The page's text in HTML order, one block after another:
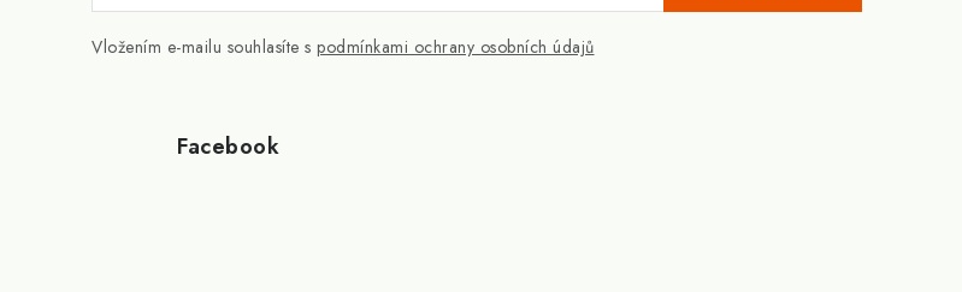
Vložením e-mailu souhlasíte s podmínkami ochrany osobních údajů
Facebook